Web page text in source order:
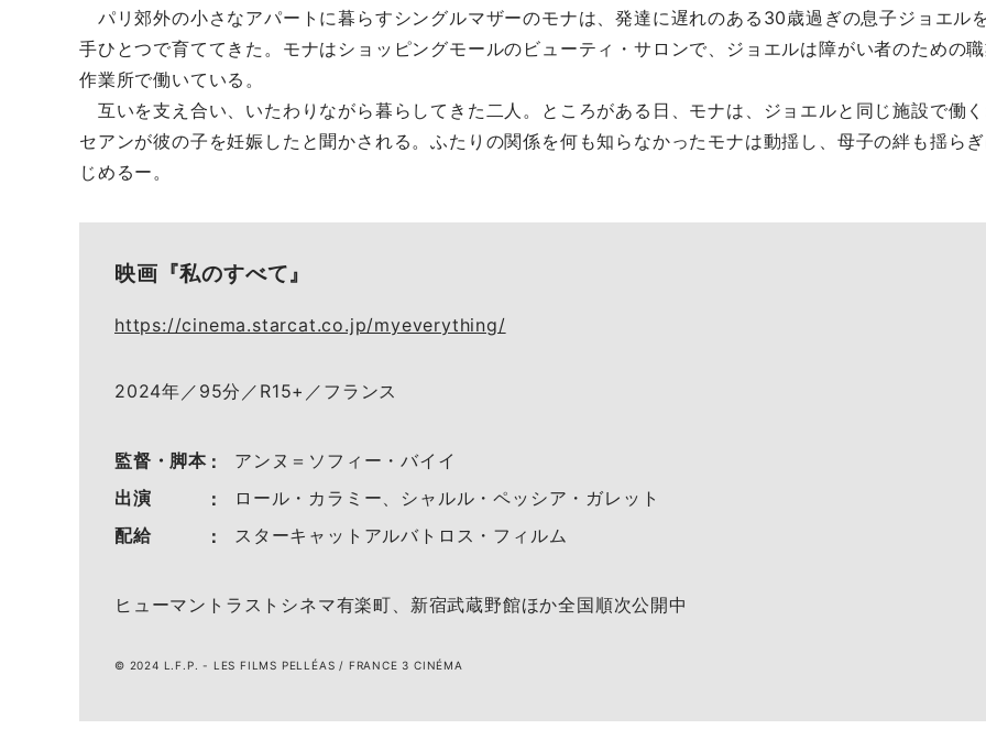
パリ郊外の小さなアパートに暮らすシングルマザーのモナは、発達に遅れのある30歳過ぎの息子ジョエル
手ひとつで育ててきた。モナはショッピングモールのビューティ・サロンで、ジョエルは障がい者のための
作業所で働いている。
互いを支え合い、いたわりながら暮らしてきた二人。ところがある日、モナは、ジョエルと同じ施設で働
セアンが彼の子を妊娠したと聞かされる。ふたりの関係を何も知らなかったモナは動揺し、母子の絆も揺ら
じめるー。
映画『私のすべて』
https://cinema.starcat.co.jp/myeverything/
2024年／95分／R15+／フランス
監督・脚本
アンヌ＝ソフィー・バイイ
出演
ロール・カラミー、シャルル・ペッシア・ガレット
配給
スターキャットアルバトロス・フィルム
ヒューマントラストシネマ有楽町、新宿武蔵野館ほか全国順次公開中
© 2024 L.F.P. - LES FILMS PELLÉAS / FRANCE 3 CINÉMA